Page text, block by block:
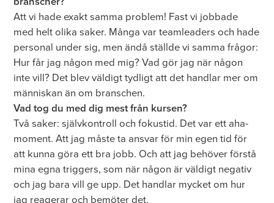
Att vi hade exakt samma problem! Fast vi jobbade
med helt olika saker. Många var teamleaders och hade
personal under sig, men ändå ställde vi samma frågor:
Hur får jag någon med mig? Vad gör jag när någon
inte vill? Det blev väldigt tydligt att det handlar mer om
människan än om branschen.
Vad tog du med dig mest från kursen?
Två saker: självkontroll och fokustid. Det var ett aha-
moment. Att jag måste ta ansvar för min egen tid för
att kunna göra ett bra jobb. Och att jag behöver förstå
mina egna triggers, som när någon är väldigt negativ
och jag bara vill ge upp. Det handlar mycket om hur
jag reagerar och bemöter det.